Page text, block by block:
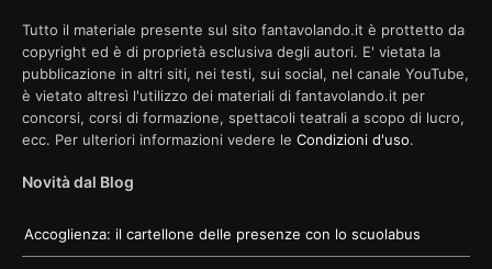
Tutto il materiale presente sul sito fantavolando.it è prottetto da
copyright ed è di proprietà esclusiva degli autori. E' vietata la
pubblicazione in altri siti, nei testi, sui social, nel canale YouTube,
è vietato altresì l'utilizzo dei materiali di fantavolando.it per
concorsi, corsi di formazione, spettacoli teatrali a scopo di lucro,
ecc. Per ulteriori informazioni vedere le Condizioni d'uso.
Novità dal Blog
Accoglienza: il cartellone delle presenze con lo scuolabus